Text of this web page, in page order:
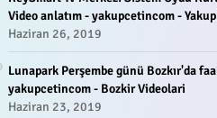
Video anlatım - yakupcetincom -
Haziran 26, 2019
Lunapark Perşembe günü Bozkır'da
yakupcetincom - Bozkir Videolari
Haziran 23, 2019